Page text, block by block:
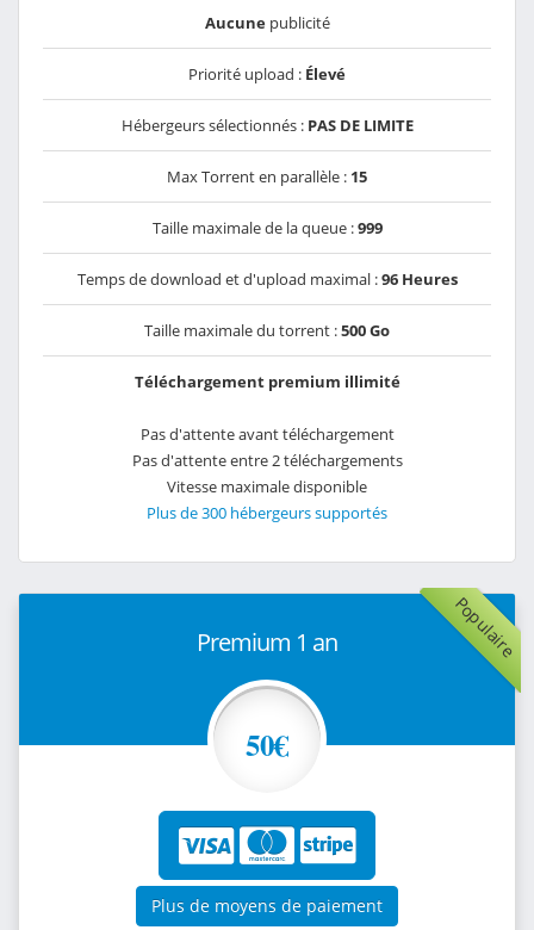
Aucunepublicité
Priorité upload : Élevé
Hébergeurs sélectionnés : PAS DE LIMITE
Max Torrent en parallèle : 15
Taille maximale de la queue :999
Temps de download et d'upload maximal :96 Heures
Taille maximale du torrent :500 Go
Téléchargement premium illimité
Pas d'attente avant téléchargement
Pas d'attente entre 2 téléchargements
Vitesse maximale disponible
Plus de 300 hébergeurs supportés
Populaire
Premium 1 an
50€
Plus de moyens de paiement